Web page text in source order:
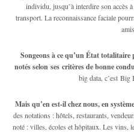
individu, jusqu’à interdire son accès
transport. La reconnaissance faciale
Songeons à ce qu’un État
notés selon ses critères de bonne
big data, c’est Big
Mais qu’en est-il chez nous, en
des notations : hôtels, restaurants,
noté : villes, écoles et hôpitaux. Les vins,